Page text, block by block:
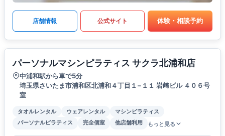
店舗情報 公式サイト 体験・相談予約
パーソナルマシンピラティス サクラ北浦和店
中浦和駅から車で5分
埼玉県さいたま市浦和区北浦和４丁目１−１１ 岩﨑ビル ４０６号
室
タオルレンタル ウェアレンタル
マシンピラティス
パーソナルピラティス
完全個室 他店舗利用 もっと見る